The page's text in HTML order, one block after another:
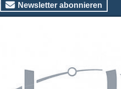
Newsletter abonnieren